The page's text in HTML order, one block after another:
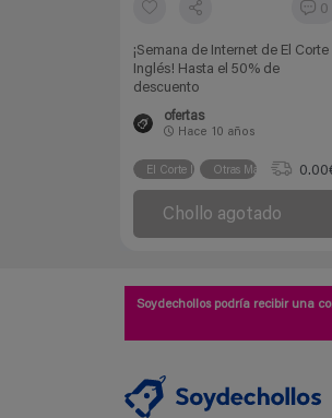
0
¡Semana de Internet de El Corte
Inglés! Hasta el 50% de
descuento
ofertas
Hace 10 años
El Corte InglésOtras Marcas
Chollo agotado
Soydechollos podría recibir una